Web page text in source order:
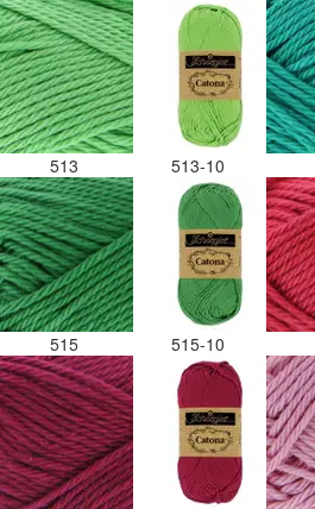
513 513-10
515 515-10